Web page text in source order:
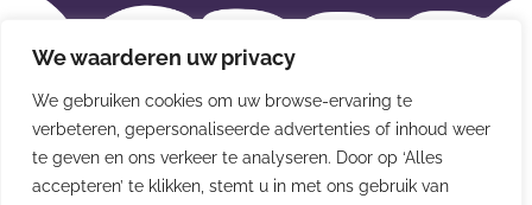
We waarderen uw privacy
We gebruiken cookies om uw browse-ervaring te
verbeteren, gepersonaliseerde advertenties of inhoud weer
te geven en ons verkeer te analyseren. Door op ‘Alles
accepteren’ te klikken, stemt u in met ons gebruik van
Beleidsverklaring
Privacybeleid
Disclaimer
Leveringsvoorwaarden